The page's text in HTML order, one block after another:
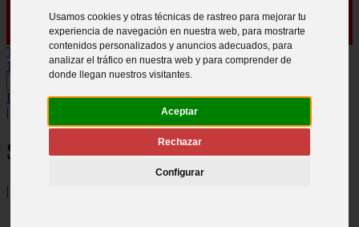
Usamos cookies y otras técnicas de rastreo para mejorar tu
experiencia de navegación en nuestra web, para mostrarte
contenidos personalizados y anuncios adecuados, para
analizar el tráfico en nuestra web y para comprender de
donde llegan nuestros visitantes.
Aceptar
Rechazar
Configurar
:
TRANSPORTE GRATIS PARA COMPRAS SUPERIORES A
150€ *
INICIAR SESIÓN .Crear registro
|
Síganos
|